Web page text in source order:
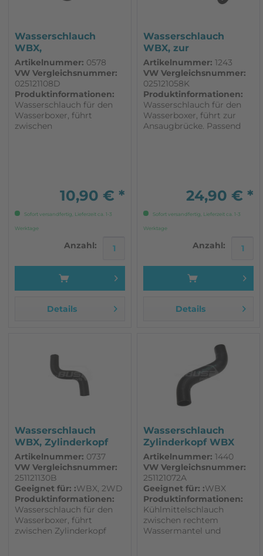
Wasserschlauch
WBX,
Wasserausgleichsbehälter/...
Artikelnummer: 0578
VW Vergleichsnummer:
025121108D
Produktinformationen:
Wasserschlauch für den
Wasserboxer, führt
zwischen
10,90 € *
Sofort versandfertig, Lieferzeit ca. 1-3
Werktage
Anzahl:
Details
Wasserschlauch
WBX, zur
Ansaugbrücke
passend...
Artikelnummer: 1243
VW Vergleichsnummer:
025121058K
Produktinformationen:
Wasserschlauch für den
Wasserboxer, führt zur
Ansaugbrücke. Passend
24,90 € *
Sofort versandfertig, Lieferzeit ca. 1-3
Werktage
Anzahl:
Details
Wasserschlauch
WBX, Zylinderkopf
rechts...
Artikelnummer: 0737
VW Vergleichsnummer:
251121130B
Geeignet für: :WBX, 2WD
Produktinformationen:
Wasserschlauch für den
Wasserboxer, führt
zwischen Zylinderkopf
Wasserschlauch
Zylinderkopf WBX
rechts auf...
Artikelnummer: 1440
VW Vergleichsnummer:
251121072A
Geeignet für: :WBX
Produktinformationen:
Kühlmittelschlauch
zwischen rechtem
Wassermantel und